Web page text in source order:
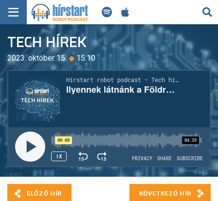
KERESÉS
KEZDŐLAP
FRISS HÍREK
TECH HÍREK
FILM-ZENE-SZÓRAKOZÁS
PLAYLIST
MI AZ A ROBOT PODCAST?
TECH HÍREK
2023. október 15. ◆15:10